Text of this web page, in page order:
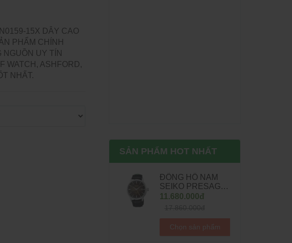
15X DÂY CAO
PHẨM CHÍNH
UY TÍN
WATCH, ASHFORD,
NHẤT.
SẢN PHẨM HOT NHẤT
ĐỒNG HỒ NAM
SEIKO PRESAGE
COCKTAIL TIME
40.5MM
11.680.000đ
Chọn sản phẩm